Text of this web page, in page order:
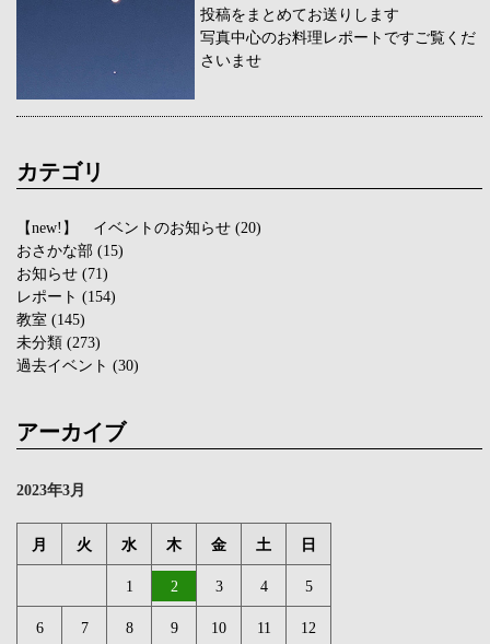
投稿をまとめてお送りします
写真中心のお料理レポートですご覧くだ
さいませ
カテゴリ
【new!】 イベントのお知らせ (20)
おさかな部 (15)
お知らせ (71)
レポート (154)
教室 (145)
未分類 (273)
過去イベント (30)
アーカイブ
2023年3月
月 火 水 木 金 土 日
1 2 3 4 5
6 7 8 9 10 11 12